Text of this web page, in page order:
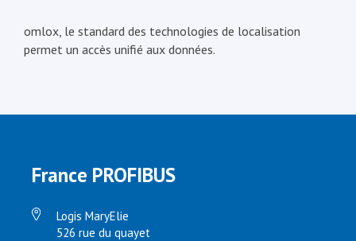
omlox, le standard des technologies de localisation
permet un accès unifié aux données.
France PROFIBUS
Logis MaryElie
526 rue du quayet